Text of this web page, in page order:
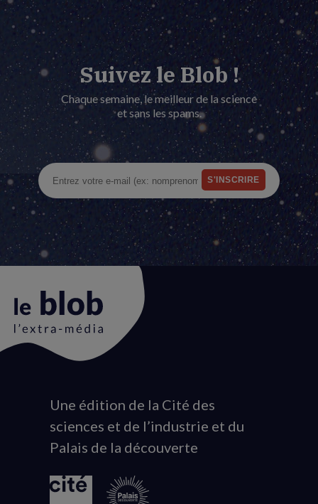
Suivez le Blob !
Chaque semaine, le meilleur de la science
et sans les spams.
Animation
du
logo
Une édition de la Cité des
sciences et de l’industrie et du
Palais de la découverte